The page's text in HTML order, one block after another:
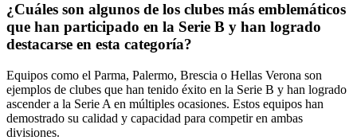
¿Cuáles son algunos de los clubes más emblemáticos
que han participado en la Serie B y han logrado
destacarse en esta categoría?
Equipos como el Parma, Palermo, Brescia o Hellas Verona son
ejemplos de clubes que han tenido éxito en la Serie B y han logrado
ascender a la Serie A en múltiples ocasiones. Estos equipos han
demostrado su calidad y capacidad para competir en ambas
divisiones.